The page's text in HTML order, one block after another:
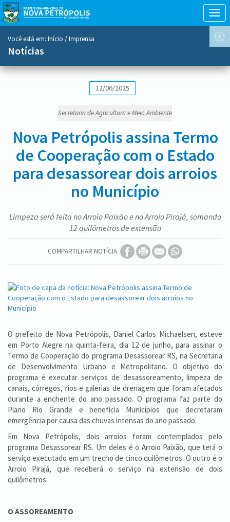
menu
Você está em: Início / Imprensa
Notícias
12/06/2025
Secretaria de Agricultura e Meio Ambiente
Nova Petrópolis assina Termo
de Cooperação com o Estado
para desassorear dois arroios
no Município
Limpeza será feita no Arroio Paixão e no Arroio Pirajá, somando
12 quilômetros de extensão
COMPARTILHAR NOTÍCIA
O prefeito de Nova Petrópolis, Daniel Carlos Michaelsen, esteve
em Porto Alegre na quinta-feira, dia 12 de junho, para assinar o
Termo de Cooperação do programa Desassorear RS, na Secretaria
de Desenvolvimento Urbano e Metropolitano. O objetivo do
programa é executar serviços de desassoreamento, limpeza de
canais, córregos, rios e galerias de drenagem que foram afetados
durante a enchente do ano passado. O programa faz parte do
Plano Rio Grande e beneficia Municípios que decretaram
emergência por causa das chuvas intensas do ano passado.
Em Nova Petrópolis, dois arroios foram contemplados pelo
programa Desassorear RS. Um deles é o Arroio Paixão, que terá o
serviço executado em um trecho de cinco quilômetros. O outro é o
Arroio Pirajá, que receberá o serviço na extensão de dois
quilômetros.
O ASSOREAMENTO